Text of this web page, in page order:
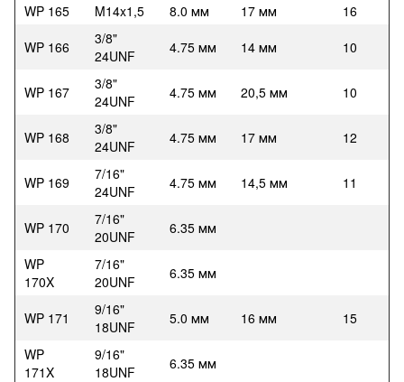
WP 165
M14x1,5 8.0 мм 17 мм
16
WP 166
3/8"
24UNF
4.75 мм 14 мм 10
WP 167
3/8"
24UNF
4.75 мм 20,5 мм 10
WP 168
3/8"
24UNF
4.75 мм 17 мм 12
WP 169
7/16"
24UNF
4.75 мм 14,5 мм 11
WP 170
7/16"
20UNF
6.35 мм
WP
170X
7/16"
20UNF
6.35 мм
WP 171
9/16"
18UNF
5.0 мм 16 мм
15
WP
171X
9/16"
18UNF
6.35 мм